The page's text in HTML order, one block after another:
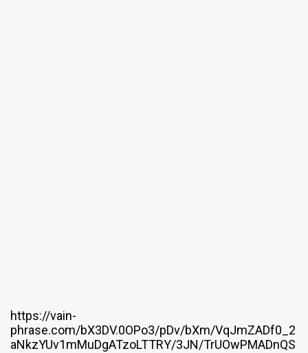
https://vain-
phrase.com/bX3DV.0OPo3/pDv/bXm/VqJmZADf0_2
aNkzYUv1mMuDgATzoLTTRY/3JN/TrUOwPMADnQS